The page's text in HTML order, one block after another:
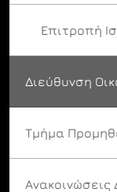
Επιτροπή
Διεύθυνση
Τμήμα
Ανακοινώσεις